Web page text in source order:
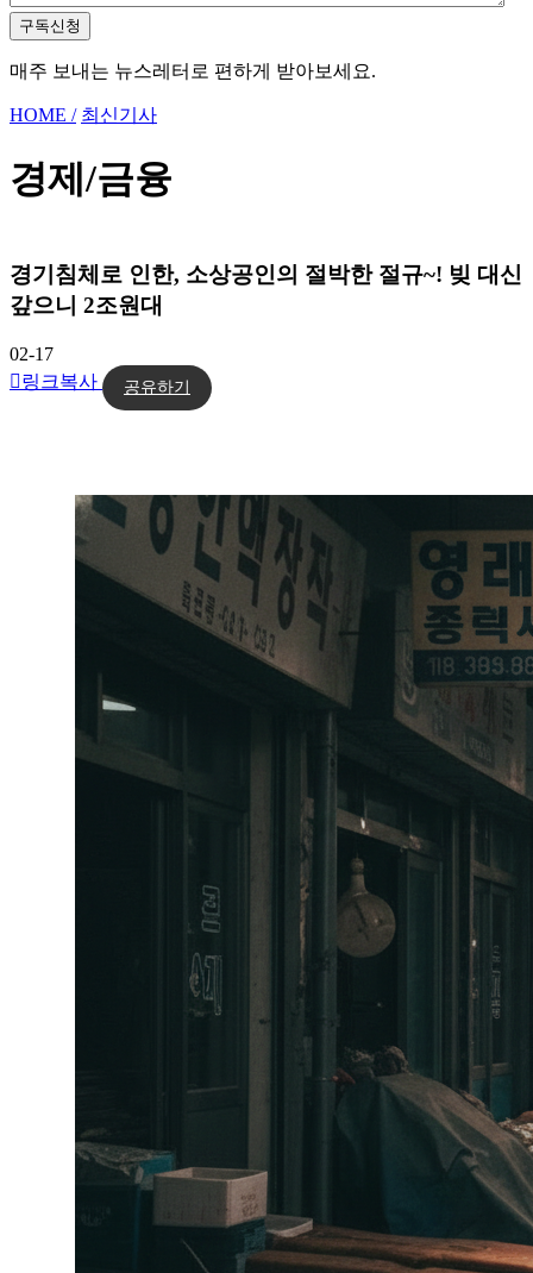
구독신청
매주 보내는 뉴스레터로 편하게 받아보세요.
HOME / 최신기사
경제/금융
경기침체로 인한, 소상공인의 절박한 절규~! 빚 대신
갚으니 2조원대
02-17
링크복사
공유하기